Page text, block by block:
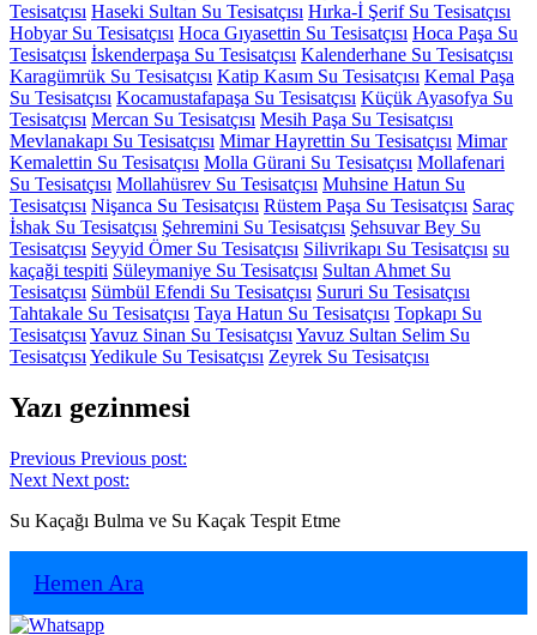
Tesisatçısı Haseki Sultan Su Tesisatçısı Hırka-İ Şerif Su Tesisatçısı
Hobyar Su Tesisatçısı Hoca Gıyasettin Su Tesisatçısı Hoca Paşa Su
Tesisatçısı İskenderpaşa Su Tesisatçısı Kalenderhane Su Tesisatçısı
Karagümrük Su Tesisatçısı Katip Kasım Su Tesisatçısı Kemal Paşa
Su Tesisatçısı Kocamustafapaşa Su Tesisatçısı Küçük Ayasofya Su
Tesisatçısı Mercan Su Tesisatçısı Mesih Paşa Su Tesisatçısı
Mevlanakapı Su Tesisatçısı Mimar Hayrettin Su Tesisatçısı Mimar
Kemalettin Su Tesisatçısı Molla Gürani Su Tesisatçısı Mollafenari
Su Tesisatçısı Mollahüsrev Su Tesisatçısı Muhsine Hatun Su
Tesisatçısı Nişanca Su Tesisatçısı Rüstem Paşa Su Tesisatçısı Saraç
İshak Su Tesisatçısı Şehremini Su Tesisatçısı Şehsuvar Bey Su
Tesisatçısı Seyyid Ömer Su Tesisatçısı Silivrikapı Su Tesisatçısı su
kaçaği tespiti Süleymaniye Su Tesisatçısı Sultan Ahmet Su
Tesisatçısı Sümbül Efendi Su Tesisatçısı Sururi Su Tesisatçısı
Tahtakale Su Tesisatçısı Taya Hatun Su Tesisatçısı Topkapı Su
Tesisatçısı Yavuz Sinan Su Tesisatçısı Yavuz Sultan Selim Su
Tesisatçısı Yedikule Su Tesisatçısı Zeyrek Su Tesisatçısı
Yazı gezinmesi
Previous Previous post:
Next Next post:
Su Kaçağı Bulma ve Su Kaçak Tespit Etme
Hemen Ara